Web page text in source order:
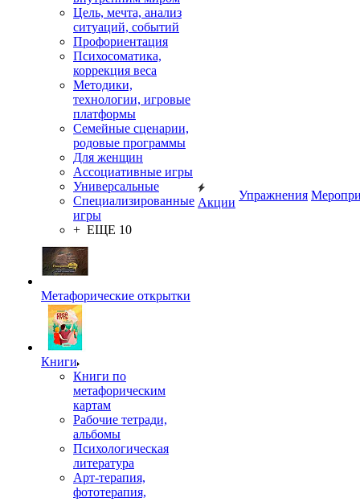
Цель, мечта, анализ
ситуаций, событий
Профориентация
Психосоматика,
коррекция веса
Методики,
технологии, игровые
платформы
Семейные сценарии,
родовые программы
Для женщин
Ассоциативные игры
Универсальные
Специализированные
игры
+ ЕЩЕ 10
Метафорические открытки
Книги
Книги по
метафорическим
картам
Рабочие тетради,
альбомы
Психологическая
литература
Арт-терапия,
фототерапия,
Акции
Упражнения